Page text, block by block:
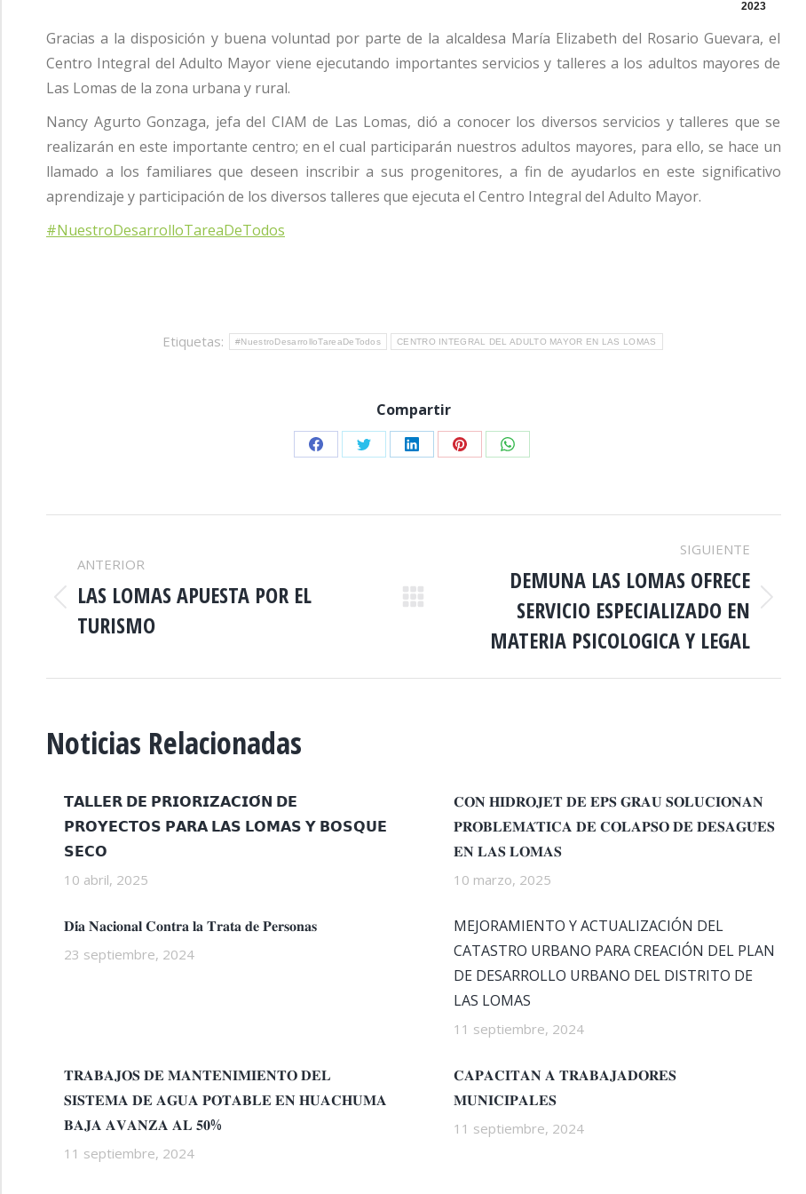
2023
Gracias a la disposición y buena voluntad por parte de la alcaldesa María Elizabeth del Rosario Guevara, el
Centro Integral del Adulto Mayor viene ejecutando importantes servicios y talleres a los adultos mayores de
Las Lomas de la zona urbana y rural.
Nancy Agurto Gonzaga, jefa del CIAM de Las Lomas, dió a conocer los diversos servicios y talleres que se
realizarán en este importante centro; en el cual participarán nuestros adultos mayores, para ello, se hace un
llamado a los familiares que deseen inscribir a sus progenitores, a fin de ayudarlos en este significativo
aprendizaje y participación de los diversos talleres que ejecuta el Centro Integral del Adulto Mayor.
#NuestroDesarrolloTareaDeTodos
Etiquetas: #NuestroDesarrolloTareaDeTodos CENTRO INTEGRAL DEL ADULTO MAYOR EN LAS LOMAS
Compartir
Share
Facebook
Share
Twitter
Share
LinkedIn
Share
Pinterest
Share
WhatsApp
ENTRE
PUBLICACIONES
ANTERIOR
Publicación
anterior:
LAS LOMAS APUESTA POR EL
TURISMO
SIGUIENTE
Publicación
siguiente:
DEMUNA LAS LOMAS OFRECE
SERVICIO ESPECIALIZADO EN
MATERIA PSICOLOGICA Y LEGAL
Noticias Relacionadas
𝗧𝗔𝗟𝗟𝗘𝗥 𝗗𝗘 𝗣𝗥𝗜𝗢𝗥𝗜𝗭𝗔𝗖𝗜𝗢́𝗡 𝗗𝗘
𝗣𝗥𝗢𝗬𝗘𝗖𝗧𝗢𝗦 𝗣𝗔𝗥𝗔 𝗟𝗔𝗦 𝗟𝗢𝗠𝗔𝗦 𝗬 𝗕𝗢𝗦𝗤𝗨𝗘
𝗦𝗘𝗖𝗢
10 abril, 2025
𝐂𝐎𝐍 𝐇𝐈𝐃𝐑𝐎𝐉𝐄𝐓 𝐃𝐄 𝐄𝐏𝐒 𝐆𝐑𝐀𝐔 𝐒𝐎𝐋𝐔𝐂𝐈𝐎𝐍𝐀𝐍
𝐏𝐑𝐎𝐁𝐋𝐄𝐌𝐀́𝐓𝐈𝐂𝐀 𝐃𝐄 𝐂𝐎𝐋𝐀𝐏𝐒𝐎 𝐃𝐄 𝐃𝐄𝐒𝐀𝐆𝐔̈𝐄𝐒
𝐄𝐍 𝐋𝐀𝐒 𝐋𝐎𝐌𝐀𝐒
10 marzo, 2025
𝐃𝐢́𝐚 𝐍𝐚𝐜𝐢𝐨𝐧𝐚𝐥 𝐂𝐨𝐧𝐭𝐫𝐚 𝐥𝐚 𝐓𝐫𝐚𝐭𝐚 𝐝𝐞 𝐏𝐞𝐫𝐬𝐨𝐧𝐚𝐬
23 septiembre, 2024
MEJORAMIENTO Y ACTUALIZACIÓN DEL
CATASTRO URBANO PARA CREACIÓN DEL PLAN
DE DESARROLLO URBANO DEL DISTRITO DE
LAS LOMAS
11 septiembre, 2024
𝐓𝐑𝐀𝐁𝐀𝐉𝐎𝐒 𝐃𝐄 𝐌𝐀𝐍𝐓𝐄𝐍𝐈𝐌𝐈𝐄𝐍𝐓𝐎 𝐃𝐄𝐋
𝐒𝐈𝐒𝐓𝐄𝐌𝐀 𝐃𝐄 𝐀𝐆𝐔𝐀 𝐏𝐎𝐓𝐀𝐁𝐋𝐄 𝐄𝐍 𝐇𝐔𝐀𝐂𝐇𝐔𝐌𝐀
𝐁𝐀𝐉𝐀 𝐀𝐕𝐀𝐍𝐙𝐀 𝐀𝐋 𝟓𝟎%
11 septiembre, 2024
𝐂𝐀𝐏𝐀𝐂𝐈𝐓𝐀𝐍 𝐀 𝐓𝐑𝐀𝐁𝐀𝐉𝐀𝐃𝐎𝐑𝐄𝐒
𝐌𝐔𝐍𝐈𝐂𝐈𝐏𝐀𝐋𝐄𝐒
11 septiembre, 2024